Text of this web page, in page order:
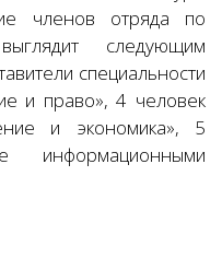
членов отряда по
следующим
специальности
и право», 4 человек
и экономика», 5
информационными